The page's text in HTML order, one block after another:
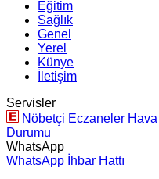
Eğitim
Sağlık
Genel
Yerel
Künye
İletişim
Servisler
Nöbetçi Eczaneler
Durumu
WhatsApp
WhatsApp İhbar Hattı